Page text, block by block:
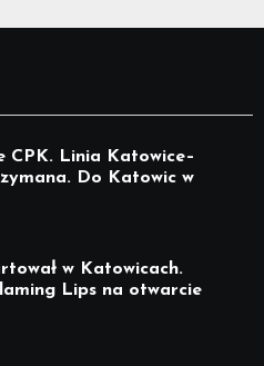
CPK. Linia Katowice–
Do Katowic w
w Katowicach.
Lips na otwarcie